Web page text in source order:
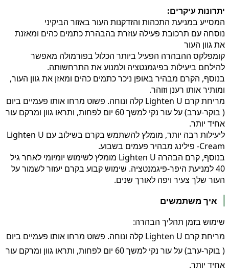
יתרונות עיקרים:
המסייע במניעת התכהות והזדקנות העור באזור הביקיני
נוסחה עם תרכובת פעילה עוזרת בהבהרת כתמים כהים ומאזנת
את גוון העור
קומפלקס ההבהרה הפעיל ביותר הכלול בפורמולה מאפשר
להילחם ביעילות בפיגמנטציה ולמנוע את התרחשותה.
בנוסף, הקרם מבהיר באופן ניכר כתמים כהים ומאזן את גוון העור,
ומותיר אותו רענן וזוהר.
מריחת קרם Lighten U קלה ונוחה. פשוט מרחו אותו פעמיים ביום
( בוקר-ערב) על עור נקי למשך 60 יום לפחות, ותראו גוון ומרקם עור
אחיד יותר.
ליעילות רבה יותר, מומלץ להשתמש בקרם בשילוב עם Lighten U
Cream- פילינג מבהיר פעמים בשבוע.
בנוסף, קרם הבהרה Lighten U מומלץ לשימוש יומיומי לאחר גיל
40 למניעת היפר-פיגמנטציה. שימוש קבוע בקרם יעזור לשמור על
העור שלך צעיר ויפה לאורך שנים.
איך משתמשים
שימוש בזמן תהליך הבהרה:
מריחת קרם Lighten U קלה ונוחה. פשוט מרחו אותו פעמיים ביום
( בוקר-ערב) על עור נקי למשך 60 יום לפחות, ותראו גוון ומרקם עור
אחיד יותר.